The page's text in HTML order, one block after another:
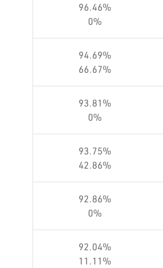
94.69%
66.67%
92.86%
0%
92.04%
11.11%
96.46%
0%
93.75%
42.86%
93.81%
0%